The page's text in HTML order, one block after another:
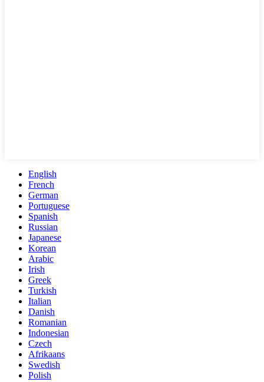
English
French
German
Portuguese
Spanish
Russian
Japanese
Korean
Arabic
Irish
Greek
Turkish
Italian
Danish
Romanian
Indonesian
Czech
Afrikaans
Swedish
Polish